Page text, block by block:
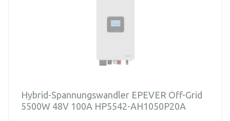
Hybrid-Spannungswandler EPEVER Off-Grid
5500W 48V 100A HP5542-AH1050P20A